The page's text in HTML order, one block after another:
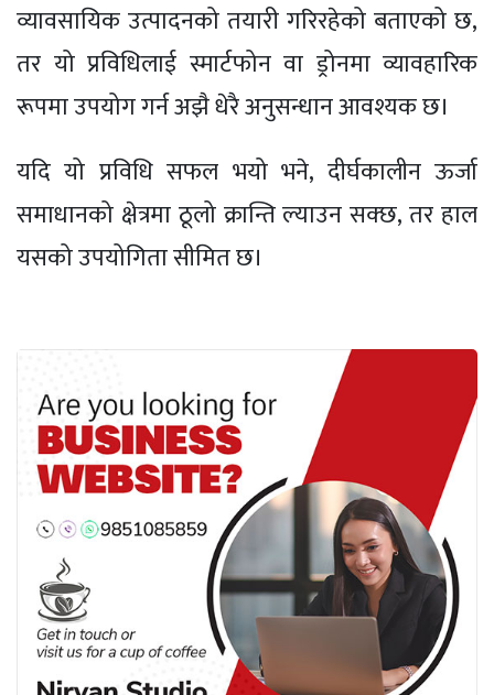
व्यावसायिक उत्पादनको तयारी गरिरहेको बताएको छ,
तर यो प्रविधिलाई स्मार्टफोन वा ड्रोनमा व्यावहारिक
रूपमा उपयोग गर्न अझै धेरै अनुसन्धान आवश्यक छ।
यदि यो प्रविधि सफल भयो भने, दीर्घकालीन ऊर्जा
समाधानको क्षेत्रमा ठूलो क्रान्ति ल्याउन सक्छ, तर हाल
यसको उपयोगिता सीमित छ।